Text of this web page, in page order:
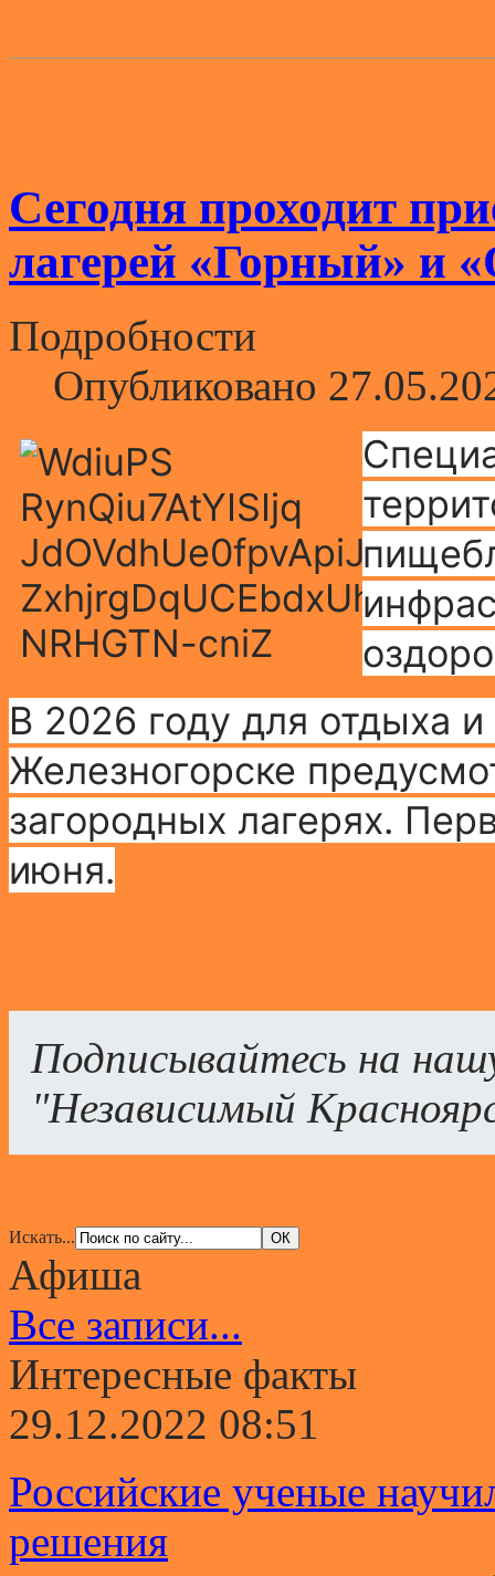
Сегодня проходит
лагерей «Горный» и
Подробности
Опубликовано
В 2026 году для отдыха
Железногорске
загородных лагерях.
июня.
Подписывайтесь на
"Независимый
Искать...
Афиша
Все записи...
Интересные факты
29.12.2022 08:51
Российские ученые
решения